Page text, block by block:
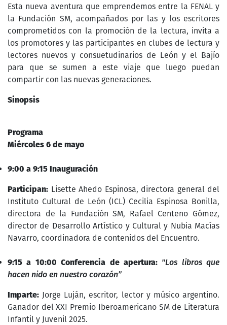
Esta nueva aventura que emprendemos entre la FENAL y
la Fundación SM, acompañados por las y los escritores
comprometidos con la promoción de la lectura, invita a
los promotores y las participantes en clubes de lectura y
lectores nuevos y consuetudinarios de León y el Bajío
para que se sumen a este viaje que luego puedan
compartir con las nuevas generaciones.
Sinopsis
Programa
Miércoles 6 de mayo
9:00 a 9:15 Inauguración
Participan: Lisette Ahedo Espinosa, directora general del
Instituto Cultural de León (ICL) Cecilia Espinosa Bonilla,
directora de la Fundación SM, Rafael Centeno Gómez,
director de Desarrollo Artístico y Cultural y Nubia Macías
Navarro, coordinadora de contenidos del Encuentro.
9:15 a 10:00 Conferencia de apertura:"Los libros que
hacen nido en nuestro corazón”
Imparte: Jorge Luján, escritor, lector y músico argentino.
Ganador del XXI Premio Iberoamericano SM de Literatura
Infantil y Juvenil 2025.